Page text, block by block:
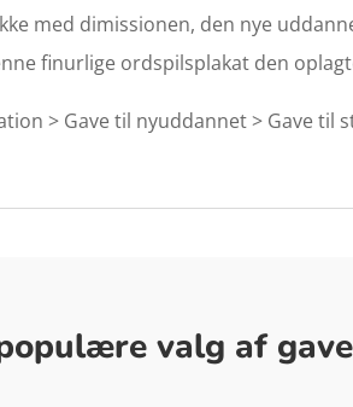
med dimissionen, den nye
finurlige ordspilsplakat den
> Gave til nyuddannet > Gave
valg af